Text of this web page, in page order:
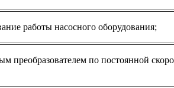
работы насосного оборудования;
преобразователем по постоянной